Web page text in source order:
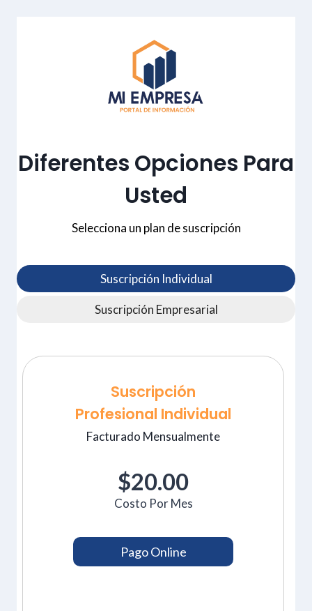
Diferentes Opciones Para
Usted
Selecciona un plan de suscripción
Suscripción Individual
Suscripción Empresarial
Suscripción
Profesional Individual
Facturado Mensualmente
$20.00
Costo Por Mes
Pago Online